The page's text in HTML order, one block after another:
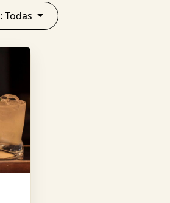
Localidad / Zona: Todas